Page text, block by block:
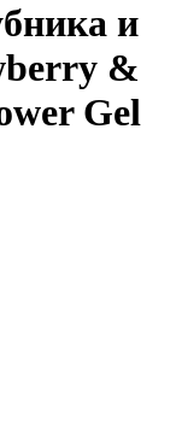
и
&
Gel